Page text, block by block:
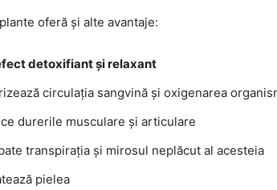
oferă și alte avantaje:
detoxifiant și relaxant
circulația sangvină și oxigenarea
durerile musculare și articulare
transpirația și mirosul neplăcut al acesteia
pielea